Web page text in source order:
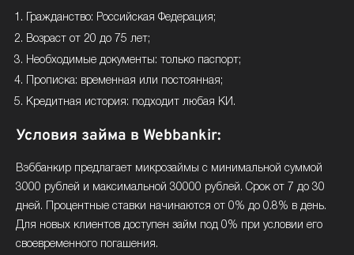
Гражданство: Российская Федерация;
Возраст от 20 до 75 лет;
Необходимые документы: только паспорт;
Прописка: временная или постоянная;
Кредитная история: подходит любая КИ.
Условия займа в Webbankir:
Вэббанкир предлагает микрозаймы с минимальной суммой
3000 рублей и максимальной 30000 рублей. Срок от 7 до 30
дней. Процентные ставки начинаются от 0% до 0.8% в день.
Для новых клиентов доступен займ под 0% при условии его
своевременного погашения.